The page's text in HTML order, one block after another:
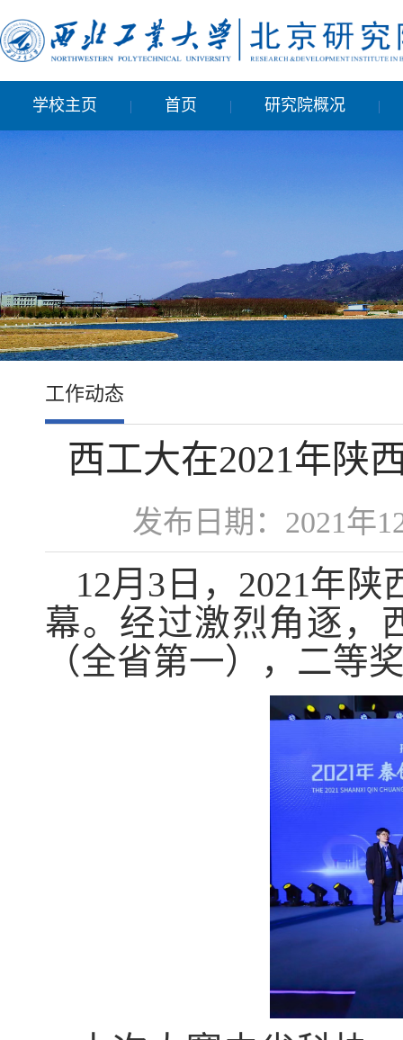
学校主页 | 首页 | 研究院概况 |
工作动态
西工大在2021年陕
发布日期：2021
12月3日，2021年
幕。经过激烈角逐，
（全省第一），二等